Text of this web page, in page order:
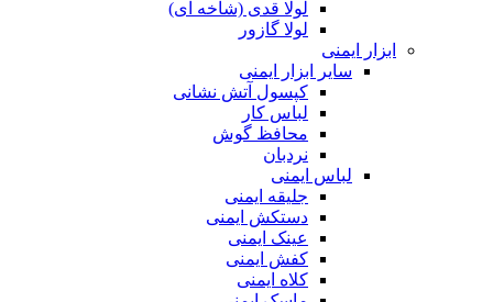
لولا قدی (شاخه ای)
لولا گازور
ابزار ایمنی
سایر ابزار ایمنی
کپسول آتش نشانی
لباس کار
محافظ گوش
نردبان
لباس ایمنی
جلیقه ایمنی
دستکش ایمنی
عینک ایمنی
کفش ایمنی
کلاه ایمنی